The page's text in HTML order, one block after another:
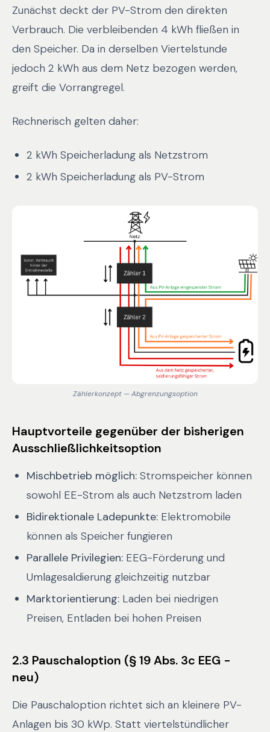
Zunächst deckt der PV-Strom den direkten
Verbrauch. Die verbleibenden 4 kWh fließen in
den Speicher. Da in derselben Viertelstunde
jedoch 2 kWh aus dem Netz bezogen werden,
greift die Vorrangregel.
Rechnerisch gelten daher:
2 kWh Speicherladung als Netzstrom
2 kWh Speicherladung als PV-Strom
Zählerkonzept — Abgrenzungsoption
Hauptvorteile gegenüber der bisherigen
Ausschließlichkeitsoption
Mischbetrieb möglich: Stromspeicher können
sowohl EE-Strom als auch Netzstrom laden
Bidirektionale Ladepunkte: Elektromobile
können als Speicher fungieren
Parallele Privilegien: EEG-Förderung und
Umlagesaldierung gleichzeitig nutzbar
Marktorientierung: Laden bei niedrigen
Preisen, Entladen bei hohen Preisen
2.3 Pauschaloption (§ 19 Abs. 3c EEG -
neu)
Die Pauschaloption richtet sich an kleinere PV-
Anlagen bis 30 kWp. Statt viertelstündlicher